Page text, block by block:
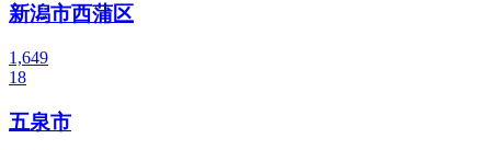
新潟市西蒲区
1,649
18
五泉市